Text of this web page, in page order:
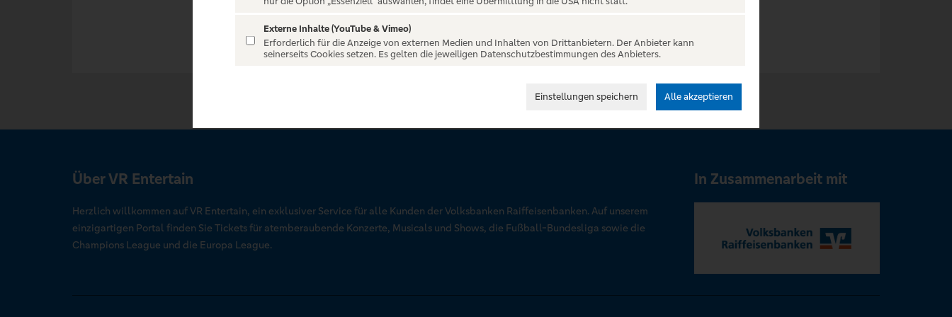
Über VR Entertain
Herzlich willkommen auf VR Entertain, ein exklusiver Service für alle Kunden der Volksbanken Raiffeisenbanken. Auf unserem
einzigartigen Portal finden Sie Tickets für atemberaubende Konzerte, Musicals und Shows, die Fußball-Bundesliga sowie die
Champions League und die Europa League.
In Zusammenarbeit mit
Externe Inhalte (YouTube & Vimeo)
Erforderlich für die Anzeige von externen Medien und Inhalten von Drittanbietern. Der Anbieter kann
seinerseits Cookies setzen. Es gelten die jeweiligen Datenschutzbestimmungen des Anbieters.
Einstellungen speichern Alle akzeptieren